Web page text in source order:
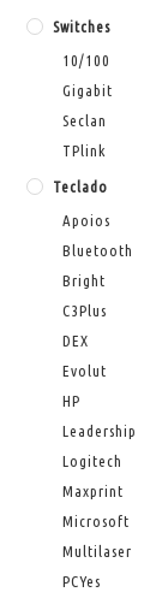
Switches
10/100
Gigabit
Seclan
TPlink
Teclado
Apoios
Bluetooth
Bright
C3Plus
DEX
Evolut
HP
Leadership
Logitech
Maxprint
Microsoft
Multilaser
PCYes